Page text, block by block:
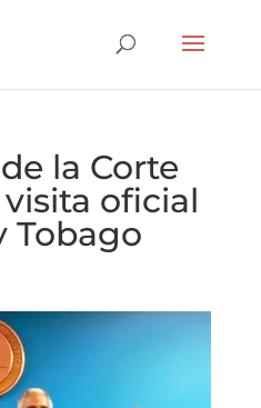
la Corte
oficial
Tobago